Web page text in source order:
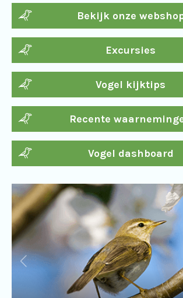
Bekijk onze
Excursies
Vogel kijktips
Recente
Vogel dashboard